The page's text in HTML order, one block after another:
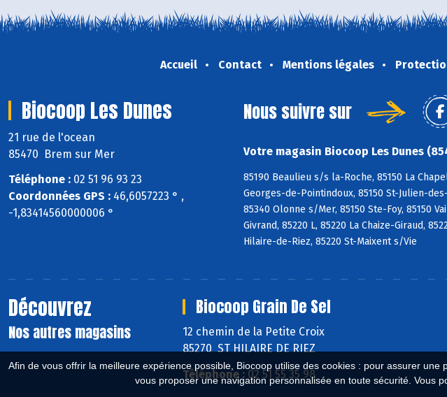
Afin de vous offrir la meilleure expérience possible, Biocoop utilise des cookies : pour assurer
vous proposer une navigation personnalisée en toute sécurité. Vous
Accueil Contact Mentions légales
Biocoop Les Dunes
21 rue de l'ocean
85470 Brem sur Mer
Téléphone : 02 51 96 93 23
Coordonnées GPS : 46,6057223 ° ,
-1,83414560000006 °
Nous suivre sur
Votre magasin Biocoop Les Dunes
85190 Beaulieu s/s la-Roche, 85150 La
Georges-de-Pointindoux, 85150 St-Julien-
85340 Olonne s/Mer, 85150 Ste-Foy, 85150
Givrand, 85220 L, 85220 La Chaize-Giraud,
Hilaire-de-Riez, 85220 St-Maixent s/Vie
Découvrez
Nos autres magasins
Biocoop Grain De Sel
12 chemin de la Petite Croix
85270 ST HILAIRE DE RIEZ
Téléphone : 02 51 55 35 98